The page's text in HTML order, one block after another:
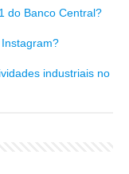
do Banco Central?
industriais no